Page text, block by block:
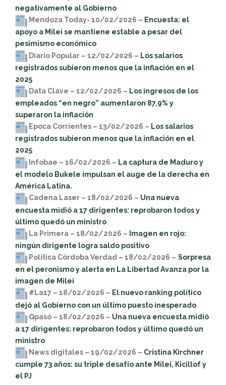
negativamente al Gobierno
Mendoza Today- 10/02/2026 – Encuesta: el
apoyo a Milei se mantiene estable a pesar del
pesimismo económico
Diario Popular – 12/02/2026 – Los salarios
registrados subieron menos que la inflación en el
2025
Data Clave – 12/02/2026 – Los ingresos de los
empleados “en negro” aumentaron 87,9% y
superaron la inflación
Epoca Corrientes – 13/02/2026 – Los salarios
registrados subieron menos que la inflación en el
2025
Infobae – 16/02/2026 – La captura de Maduro y
el modelo Bukele impulsan el auge de la derecha en
América Latina.
Cadena Laser – 18/02/2026 – Una nueva
encuesta midió a 17 dirigentes: reprobaron todos y
último quedó un ministro
La Primera – 18/02/2026 – Imagen en rojo:
ningún dirigente logra saldo positivo
Política Córdoba Verdad – 18/02/2026 – Sorpresa
en el peronismo y alerta en La Libertad Avanza por la
imagen de Milei
#La17 – 18/02/2026 – El nuevo ranking político
dejó al Gobierno con un último puesto inesperado
Qpasó – 18/02/2026 – Una nueva encuesta midió
a 17 dirigentes: reprobaron todos y último quedó un
ministro
News digitales – 19/02/2026 – Cristina Kirchner
cumple 73 años: su triple desafío ante Milei, Kicillof y
el PJ